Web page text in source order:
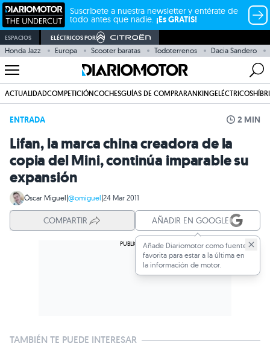
Suscríbete a nuestra newsletter y entérate de
todo antes que nadie. ¡Es GRATIS!
ESPACIOS ELÉCTRICOS POR
Honda Jazz Europa Scooter baratas Todoterrenos Dacia Sandero
ACTUALIDADCOMPETICIÓNCOCHESGUÍAS DE COMPRARANKINGELÉCTRICOS
ENTRADA 2 MIN
Lifan, la marca china creadora de la
copia del Mini, continúa imparable su
expansión
Óscar Miguel|@omiguel|24 Mar 2011
COMPARTIR AÑADIR EN GOOGLE
Añade Diariomotor como fuente
favorita para estar a la última en
la información de motor.
TAMBIÉN TE PUEDE INTERESAR